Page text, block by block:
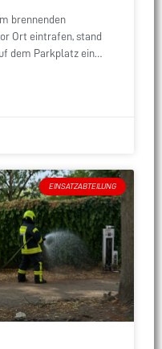
brennenden
Ort eintrafen, stand
dem Parkplatz eines
EINSATZABTEILUNG